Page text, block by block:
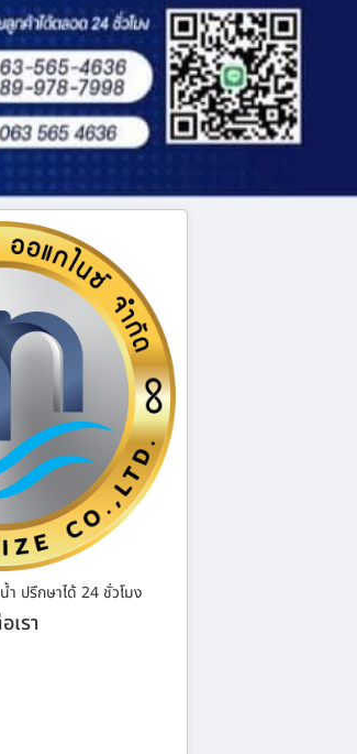
ปรึกษาได้ 24 ชั่วโมง
เรา